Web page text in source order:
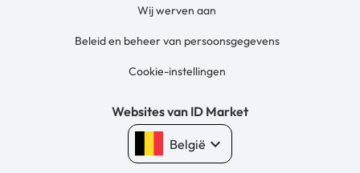
Wij werven aan
Beleid en beheer van persoonsgegevens
Cookie-instellingen
Websites van ID Market
België keyboard_arrow_down